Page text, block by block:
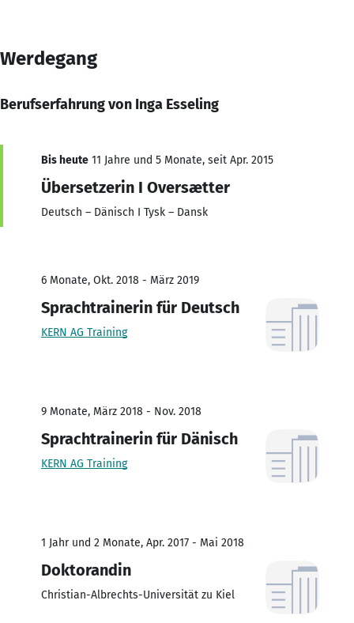
Werdegang
Berufserfahrung von Inga Esseling
Bis heute 11 Jahre und 5 Monate, seit Apr. 2015
Übersetzerin I Oversætter
Deutsch – Dänisch I Tysk – Dansk
6 Monate, Okt. 2018 - März 2019
Sprachtrainerin für Deutsch
KERN AG Training
9 Monate, März 2018 - Nov. 2018
Sprachtrainerin für Dänisch
KERN AG Training
1 Jahr und 2 Monate, Apr. 2017 - Mai 2018
Doktorandin
Christian-Albrechts-Universität zu Kiel